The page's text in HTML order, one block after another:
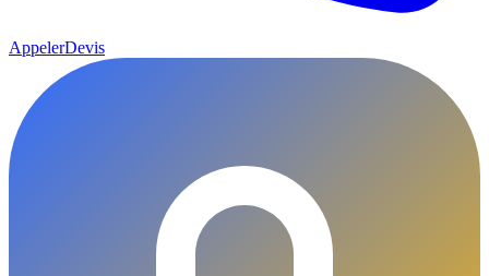
AppelerDevis